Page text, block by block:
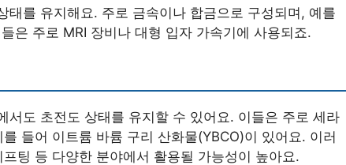
태를 유지해요. 주로 금속이나 합금으로 구성되며, 예를
은 주로 MRI 장비나 대형 입자 가속기에 사용되죠.
서도 초전도 상태를 유지할 수 있어요. 이들은 주로 세라
들어 이트륨 바륨 구리 산화물(YBCO)이 있어요. 이러
팅 등 다양한 분야에서 활용될 가능성이 높아요.